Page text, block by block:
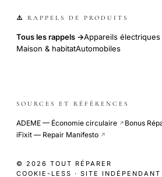
⚠️ RAPPELS DE PRODUITS
Tous les rappels →Appareils électriques
Maison & habitatAutomobiles
SOURCES ET RÉFÉRENCES
ADEME — Économie circulaire ↗ Bonus
iFixit — Repair Manifesto ↗
© 2026 TOUT RÉPARER
COOKIE-LESS · SITE INDÉPENDANT